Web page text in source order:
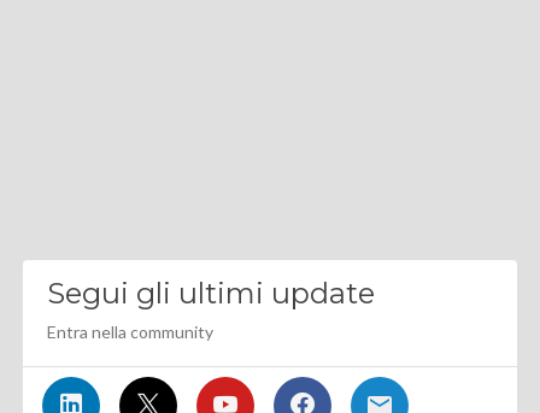
Segui gli ultimi update
Entra nella community